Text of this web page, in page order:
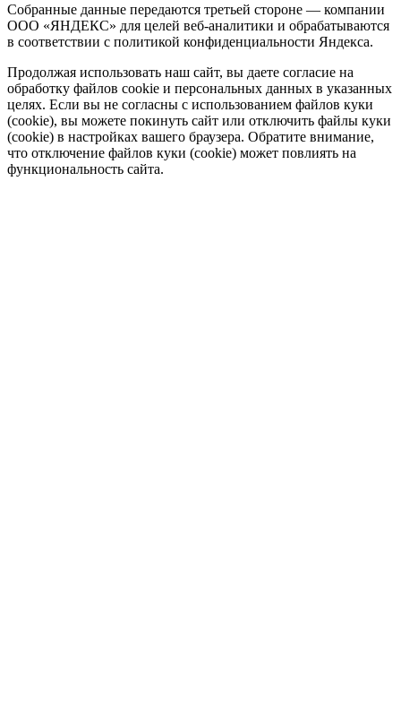
Собранные данные передаются третьей стороне — компании
ООО «ЯНДЕКС» для целей веб-аналитики и обрабатываются
в соответствии с политикой конфиденциальности Яндекса.
Продолжая использовать наш сайт, вы даете согласие на
обработку файлов cookie и персональных данных в указанных
целях. Если вы не согласны с использованием файлов куки
(cookie), вы можете покинуть сайт или отключить файлы куки
(cookie) в настройках вашего браузера. Обратите внимание,
что отключение файлов куки (cookie) может повлиять на
функциональность сайта.